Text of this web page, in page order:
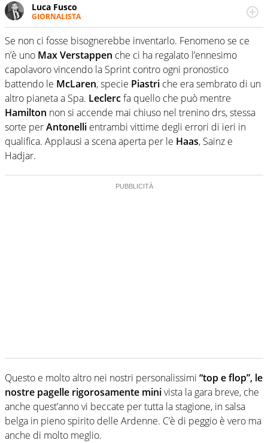
Luca Fusco
GIORNALISTA
Giornalista multimediale. Quando si accendono i motori,
lui sgasa, impenna, derapa. E spesso e volentieri finisce
sul podio
Se non ci fosse bisognerebbe inventarlo. Fenomeno se ce
n’è uno Max Verstappen che ci ha regalato l’ennesimo
capolavoro vincendo la Sprint contro ogni pronostico
battendo le McLaren, specie Piastri che era sembrato di un
altro pianeta a Spa. Leclercfa quello che può mentre
Hamilton non si accende mai chiuso nel trenino drs, stessa
sorte perAntonelli entrambi vittime degli errori di ieri in
qualifica. Applausi a scena aperta per le Haas, Sainz e
Hadjar.
Questo e molto altro nei nostri personalissimi “top e flop”, le
nostre pagelle rigorosamente minivista la gara breve, che
anche quest’anno vi beccate per tutta la stagione, in salsa
belga in pieno spirito delle Ardenne. C’è di peggio è vero ma
anche di molto meglio.